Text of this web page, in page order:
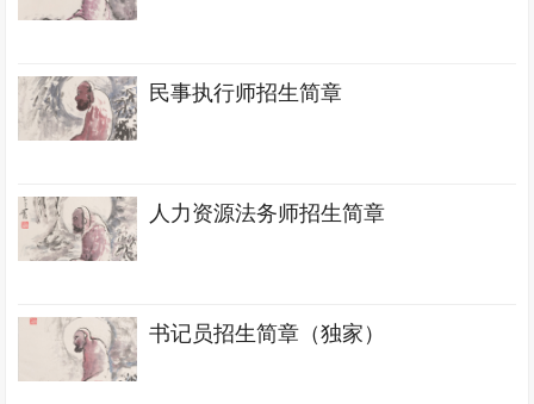
民事执行师招生简章
人力资源法务师招生简章
书记员招生简章（独家）